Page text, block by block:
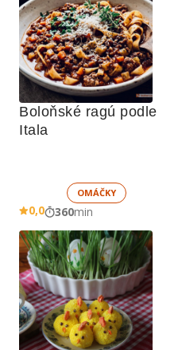
Boloňské ragú podle
Itala
OMÁČKY
0,0 360min